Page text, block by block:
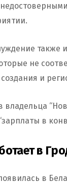
также
не
и
владельца
в
в
в